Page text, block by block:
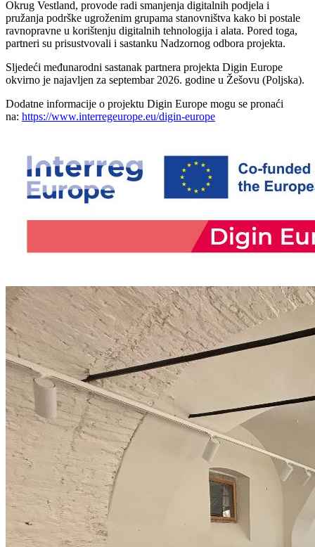
Okrug Vestland, provode radi smanjenja digitalnih podjela i
pružanja podrške ugroženim grupama stanovništva kako bi postale
ravnopravne u korištenju digitalnih tehnologija i alata. Pored toga,
partneri su prisustvovali i sastanku Nadzornog odbora projekta.
Sljedeći međunarodni sastanak partnera projekta Digin Europe
okvirno je najavljen za septembar 2026. godine u Žešovu (Poljska).
Dodatne informacije o projektu Digin Europe mogu se pronaći
na: https://www.interregeurope.eu/digin-europe